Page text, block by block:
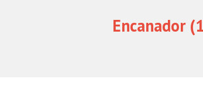
Encanador